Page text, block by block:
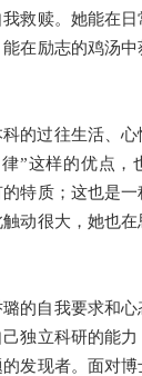
救赎。她能在
在励志的鸡汤
的过往生活、
”这样的优点，
的特质；这也是
动很大，她也
的自我要求和
独立科研的能
发现者。面对